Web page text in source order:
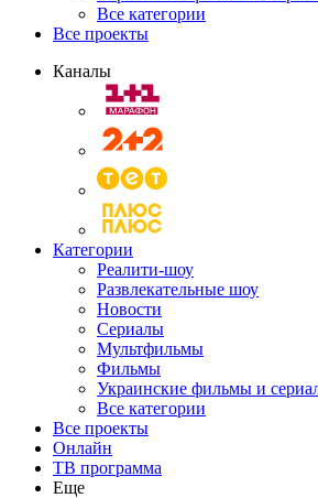
Все категории
Все проекты
Каналы
Категории
Реалити-шоу
Развлекательные шоу
Новости
Сериалы
Мультфильмы
Фильмы
Украинские фильмы и
Все категории
Все проекты
Онлайн
ТВ программа
Еще